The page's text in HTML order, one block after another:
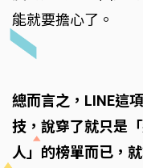
能就要擔心了。
總而言之，LINE這
技，說穿了就只是
人」的榜單而已，